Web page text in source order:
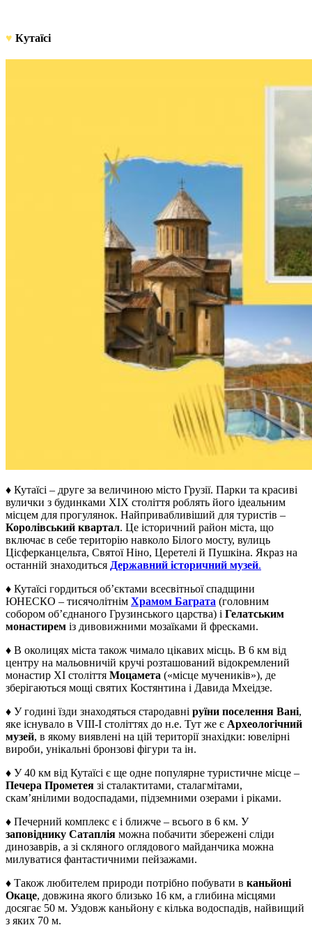
♥ Кутаїсі
♦ Кутаїсі – друге за величиною місто Грузії. Парки та красиві
вулички з будинками XIX століття роблять його ідеальним
місцем для прогулянок. Найпривабливіший для туристів –
Королівський квартал. Це історичний район міста, що
включає в себе територію навколо Білого мосту, вулиць
Цісферканцельта, Святої Ніно, Церетелі й Пушкіна. Якраз на
останній знаходиться Державний історичний музей.
♦ Кутаїсі гордиться об’єктами всесвітньої спадщини
ЮНЕСКО – тисячолітнім Храмом Баграта (головним
собором об’єднаного Грузинського царства) і Гелатським
монастирем із дивовижними мозаїками й фресками.
♦ В околицях міста також чимало цікавих місць. В 6 км від
центру на мальовничій кручі розташований відокремлений
монастир XI століття Моцамета («місце мучеників»), де
зберігаються мощі святих Костянтина і Давида Мхеідзе.
♦ У годині їзди знаходяться стародавні руїни поселення Вані,
яке існувало в VIII-I століттях до н.е. Тут же є Археологічний
музей, в якому виявлені на цій території знахідки: ювелірні
вироби, унікальні бронзові фігури та ін.
♦ У 40 км від Кутаїсі є ще одне популярне туристичне місце –
Печера Прометея зі сталактитами, сталагмітами,
скам’янілими водоспадами, підземними озерами і ріками.
♦ Печерний комплекс є і ближче – всього в 6 км. У
заповіднику Сатаплія можна побачити збережені сліди
динозаврів, а зі скляного оглядового майданчика можна
милуватися фантастичними пейзажами.
♦ Також любителем природи потрібно побувати в каньйоні
Окаце, довжина якого близько 16 км, а глибина місцями
досягає 50 м. Уздовж каньйону є кілька водоспадів, найвищий
з яких 70 м.